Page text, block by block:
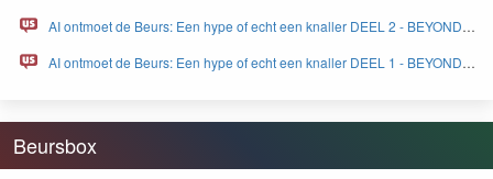
AI ontmoet de Beurs: Een hype of echt een knaller DEEL 2 - BEYOND
AI ontmoet de Beurs: Een hype of echt een knaller DEEL 1 - BEYOND
Beursbox